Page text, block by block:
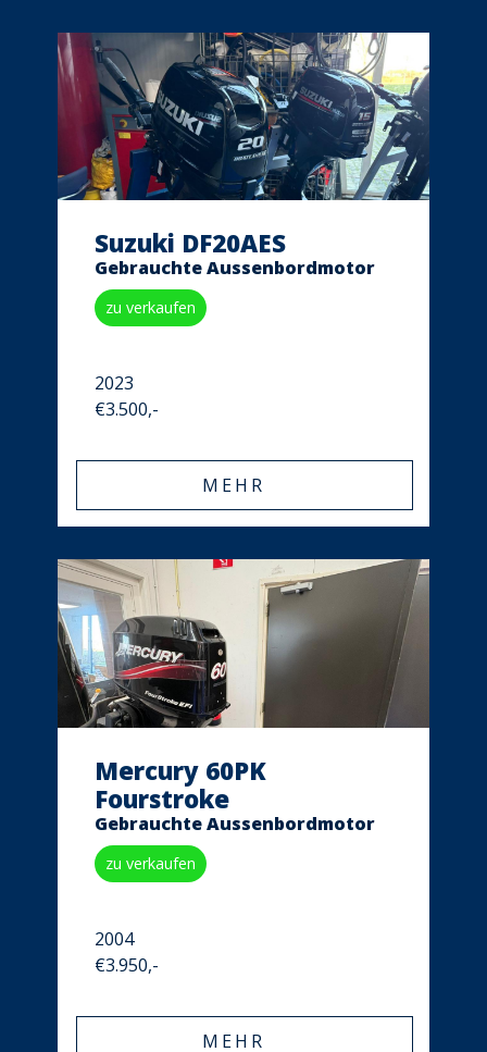
Suzuki DF20AES
Gebrauchte Aussenbordmotor
zu verkaufen
2023
€3.500,-
MEHR
Mercury 60PK
Fourstroke
Gebrauchte Aussenbordmotor
zu verkaufen
2004
€3.950,-
MEHR